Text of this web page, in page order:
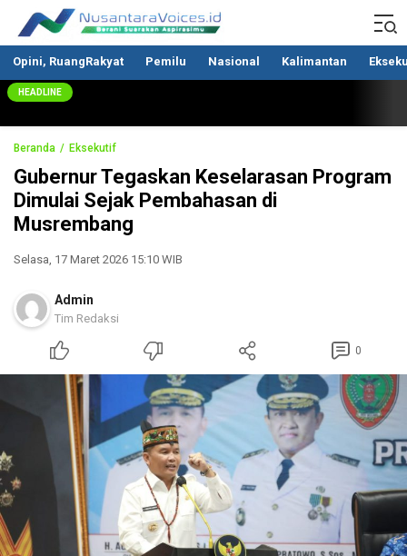
Nusantaravoices.id
Berani Suarakan Aspirasimu
Opini, RuangRakyat Pemilu Nasional Kalimantan
HEADLINE
Beranda Eksekutif
Gubernur Tegaskan Keselarasan Program
Dimulai Sejak Pembahasan di
Musrembang
Selasa, 17 Maret 2026 15:10 WIB
Admin
Tim Redaksi
0